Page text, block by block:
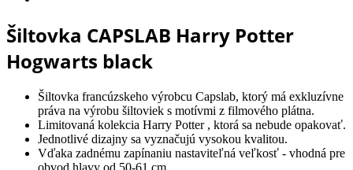
Šiltovka CAPSLAB Harry Potter
Hogwarts black
Šiltovka francúzskeho výrobcu Capslab, ktorý má exkluzívne
práva na výrobu šiltoviek s motívmi z filmového plátna.
Limitovaná kolekcia Harry Potter , ktorá sa nebude opakovať.
Jednotlivé dizajny sa vyznačujú vysokou kvalitou.
Vďaka zadnému zapínaniu nastaviteľná veľkosť - vhodná pre